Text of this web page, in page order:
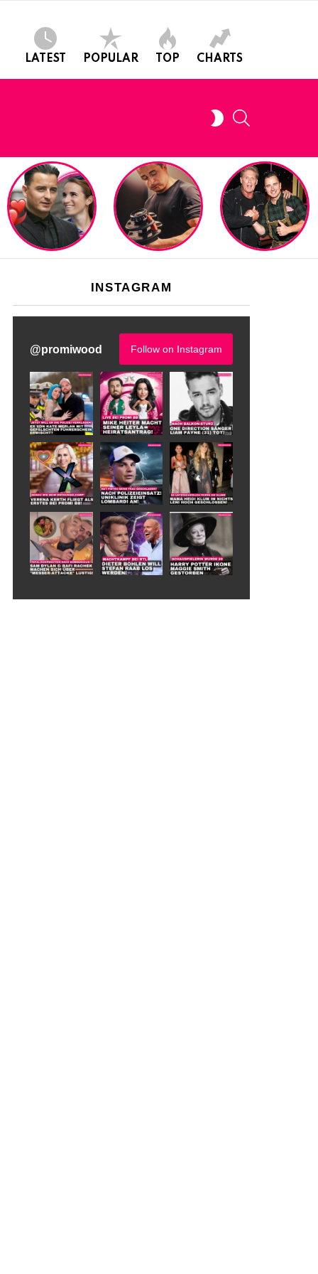
LATEST POPULAR TOP CHARTS
SWITCH
SKIN
INSTAGRAM
@promiwood Follow on Instagram